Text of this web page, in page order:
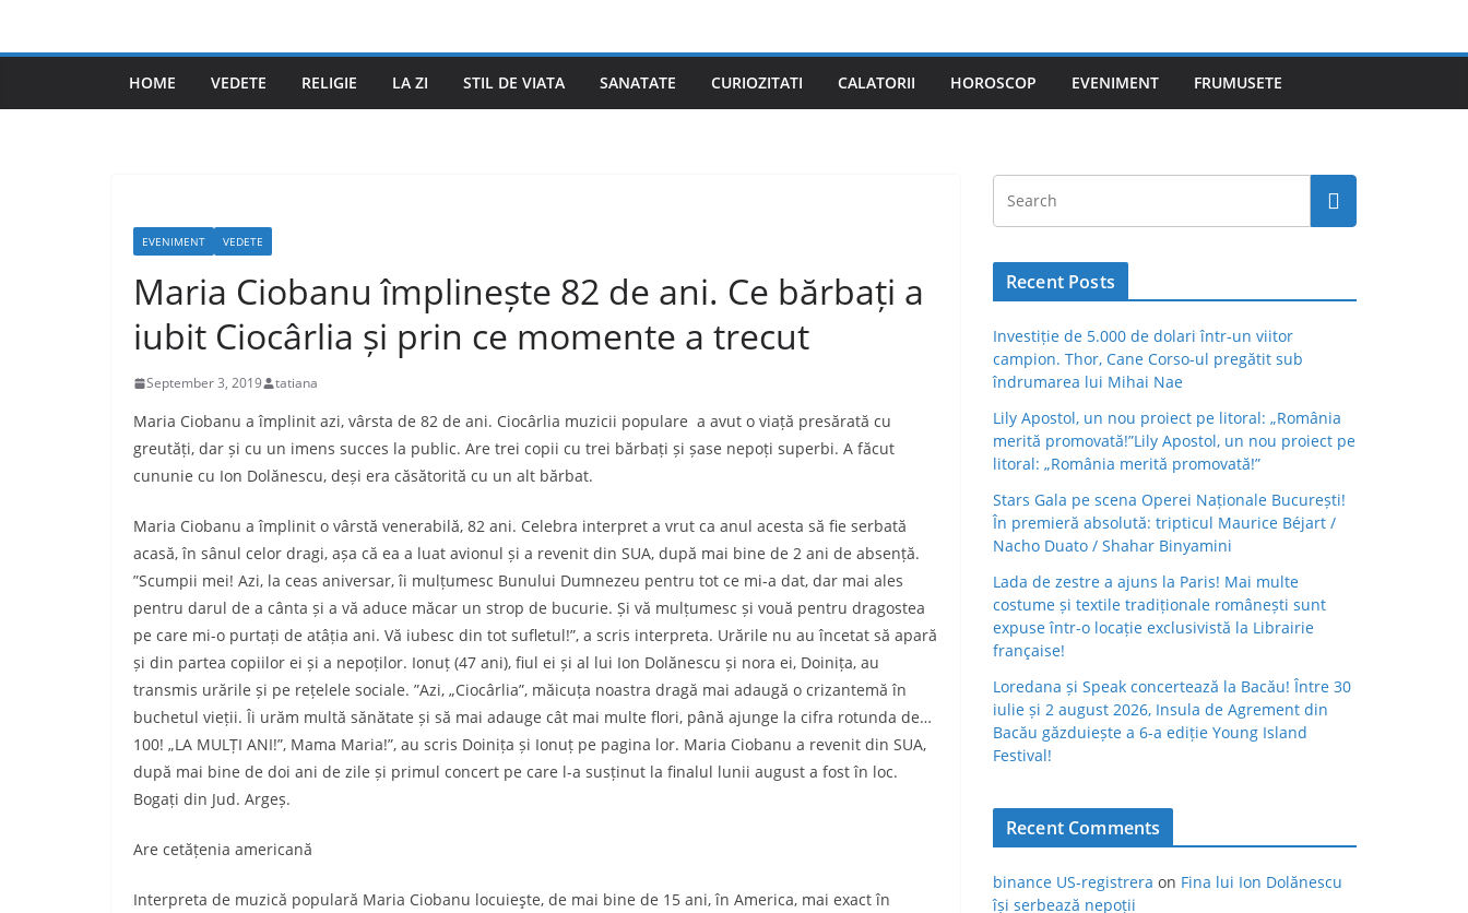
HOME VEDETE RELIGIE LA ZI STIL DE VIATA SANATATE CURIOZITATI CALATORII HOROSCOP EVENIMENT FRUMUSETE
EVENIMENT VEDETE
Maria Ciobanu împlinește 82 de ani. Ce bărbați a
iubit Ciocârlia și prin ce momente a trecut
September 3, 2019 tatiana
Maria Ciobanu a împlinit azi, vârsta de 82 de ani. Ciocârlia muzicii populare a avut o viață presărată cu
greutăți, dar și cu un imens succes la public. Are trei copii cu trei bărbați și șase nepoți superbi. A făcut
cununie cu Ion Dolănescu, deși era căsătorită cu un alt bărbat.
Maria Ciobanu a împlinit o vârstă venerabilă, 82 ani. Celebra interpret a vrut ca anul acesta să fie serbată
acasă, în sânul celor dragi, așa că ea a luat avionul și a revenit din SUA, după mai bine de 2 ani de absență.
”Scumpii mei! Azi, la ceas aniversar, îi mulțumesc Bunului Dumnezeu pentru tot ce mi-a dat, dar mai ales
pentru darul de a cânta și a vă aduce măcar un strop de bucurie. Și vă mulțumesc și vouă pentru dragostea
pe care mi-o purtați de atâția ani. Vă iubesc din tot sufletul!”, a scris interpreta. Urările nu au încetat să apară
și din partea copiilor ei și a nepoților. Ionuț (47 ani), fiul ei și al lui Ion Dolănescu și nora ei, Doinița, au
transmis urările și pe rețelele sociale. ”Azi, „Ciocârlia”, măicuța noastra dragă mai adaugă o crizantemă în
buchetul vieții. Îi urăm multă sănătate și să mai adauge cât mai multe flori, până ajunge la cifra rotunda de…
100! „LA MULȚI ANI!”, Mama Maria!”, au scris Doinița și Ionuț pe pagina lor. Maria Ciobanu a revenit din SUA,
după mai bine de doi ani de zile și primul concert pe care l-a susținut la finalul lunii august a fost în loc.
Bogați din Jud. Argeș.
Are cetățenia americană
Interpreta de muzică populară Maria Ciobanu locuieşte, de mai bine de 15 ani, în America, mai exact în
Recent Posts
Investiție de 5.000 de dolari într-un viitor
campion. Thor, Cane Corso-ul pregătit sub
îndrumarea lui Mihai Nae
Lily Apostol, un nou proiect pe litoral: „România
merită promovată!”Lily Apostol, un nou proiect pe
litoral: „România merită promovată!”
Stars Gala pe scena Operei Naționale București!
În premieră absolută: tripticul Maurice Béjart /
Nacho Duato / Shahar Binyamini
Lada de zestre a ajuns la Paris! Mai multe
costume și textile tradiționale românești sunt
expuse într-o locație exclusivistă la Librairie
française!
Loredana și Speak concertează la Bacău! Între 30
iulie și 2 august 2026, Insula de Agrement din
Bacău găzduiește a 6-a ediție Young Island
Festival!
Recent Comments
binance US-registrera on Fina lui Ion Dolănescu
își serbează nepoții